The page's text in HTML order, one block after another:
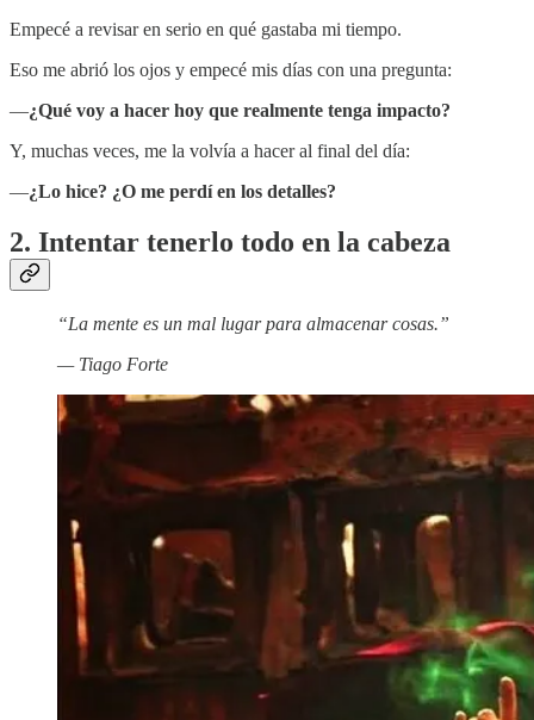
Empecé a revisar en serio en qué gastaba mi tiempo.
Eso me abrió los ojos y empecé mis días con una pregunta:
—¿Qué voy a hacer hoy que realmente tenga impacto?
Y, muchas veces, me la volvía a hacer al final del día:
—¿Lo hice? ¿O me perdí en los detalles?
2. Intentar tenerlo todo en la cabeza
“La mente es un mal lugar para almacenar cosas.”
— Tiago Forte